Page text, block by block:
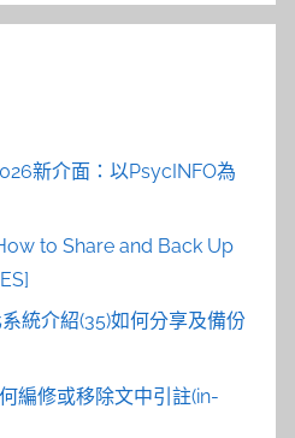
新介面：以PsycINFO為
to Share and Back Up
統介紹(35)如何分享及備份
編修或移除文中引註(in-